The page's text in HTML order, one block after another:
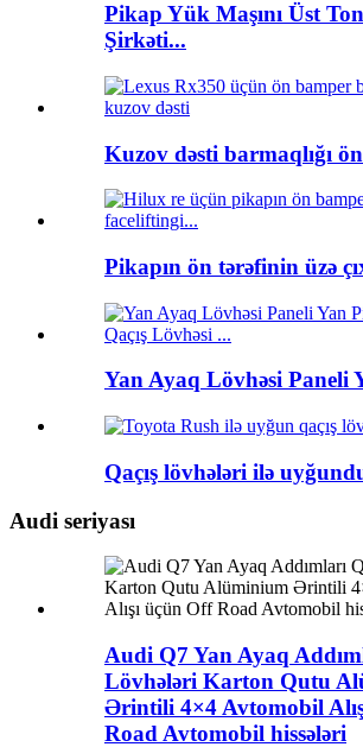
Pikap Yük Maşını Üst
Şirkəti...
Kuzov dəsti barmaqlığı
Pikapın ön tərəfinin üzə
Yan Ayaq Lövhəsi Paneli
Qaçış lövhələri ilə
Audi seriyası
Audi Q7 Yan Ayaq
Lövhələri Karton Qutu
Ərintili 4×4 Avtomobil
Road Avtomobil hissələri